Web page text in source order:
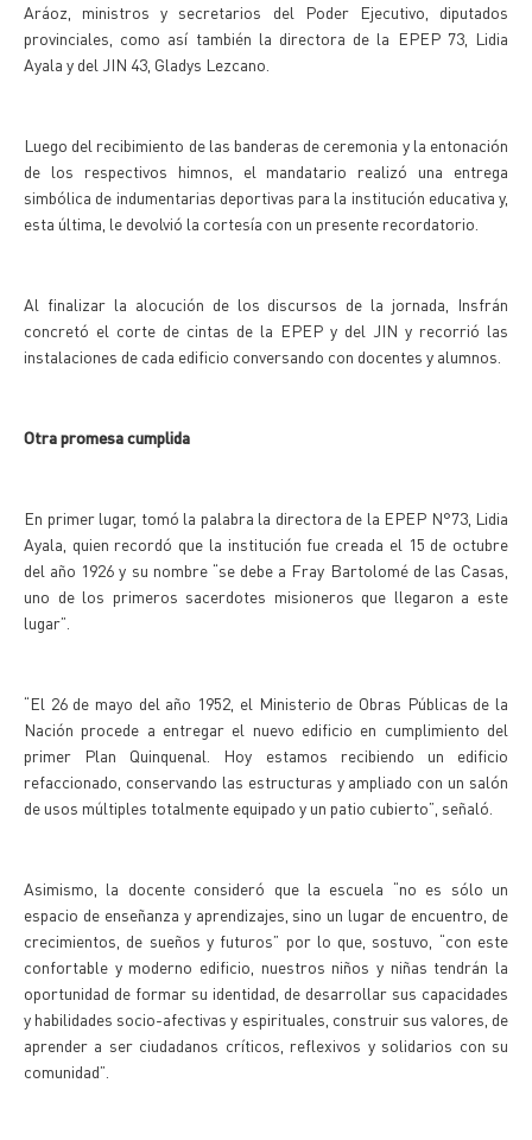
Aráoz, ministros y secretarios del Poder Ejecutivo, diputados
provinciales, como así también la directora de la EPEP 73, Lidia
Ayala y del JIN 43, Gladys Lezcano.
Luego del recibimiento de las banderas de ceremonia y la entonación
de los respectivos himnos, el mandatario realizó una entrega
simbólica de indumentarias deportivas para la institución educativa y,
esta última, le devolvió la cortesía con un presente recordatorio.
Al finalizar la alocución de los discursos de la jornada, Insfrán
concretó el corte de cintas de la EPEP y del JIN y recorrió las
instalaciones de cada edificio conversando con docentes y alumnos.
Otra promesa cumplida
En primer lugar, tomó la palabra la directora de la EPEP N°73, Lidia
Ayala, quien recordó que la institución fue creada el 15 de octubre
del año 1926 y su nombre “se debe a Fray Bartolomé de las Casas,
uno de los primeros sacerdotes misioneros que llegaron a este
lugar”.
“El 26 de mayo del año 1952, el Ministerio de Obras Públicas de la
Nación procede a entregar el nuevo edificio en cumplimiento del
primer Plan Quinquenal. Hoy estamos recibiendo un edificio
refaccionado, conservando las estructuras y ampliado con un salón
de usos múltiples totalmente equipado y un patio cubierto”, señaló.
Asimismo, la docente consideró que la escuela “no es sólo un
espacio de enseñanza y aprendizajes, sino un lugar de encuentro, de
crecimientos, de sueños y futuros” por lo que, sostuvo, “con este
confortable y moderno edificio, nuestros niños y niñas tendrán la
oportunidad de formar su identidad, de desarrollar sus capacidades
y habilidades socio-afectivas y espirituales, construir sus valores, de
aprender a ser ciudadanos críticos, reflexivos y solidarios con su
comunidad”.